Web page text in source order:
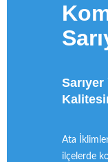
Ata
ilçelerde